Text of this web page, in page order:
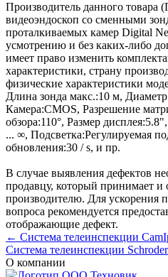
Производитель данного товара
видеоэндоскоп со сменными
проталкиваемых камер Digital
усмотрению и без каких-либо
имеет право изменить
характеристики, страну
физические характеристики
Длина зонда макс.:10 м,
Камера:CMOS, Разрешение
обзора:110°, Размер дисплея:5.8",
... ∞, Подсветка:Регулируемая
обновления:30 / s, и пр.
В случае выявления дефектов
продавцу, который принимает и
производителю. Для ускорения
вопроса рекомендуется
отображающие дефект.
← Система телеинспекции
Система телеинспекции
О компании